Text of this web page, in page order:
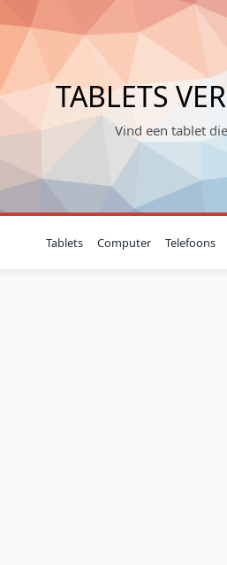
TABLETS
Vind een tablet
Tablets Computer Telefoons